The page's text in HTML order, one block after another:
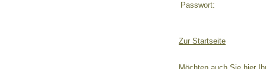
Passwort:
Zur Startseite